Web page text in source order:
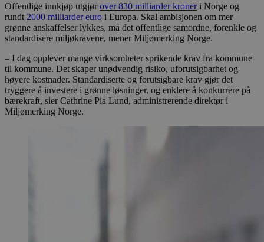
Offentlige innkjøp utgjørover 830 milliarder kroneri Norge og
rundt 2000 milliarder euro i Europa. Skal ambisjonen om mer
grønne anskaffelser lykkes, må det offentlige samordne, forenkle og
standardisere miljøkravene, mener Miljømerking Norge.
– I dag opplever mange virksomheter sprikende krav fra kommune
til kommune. Det skaper unødvendig risiko, uforutsigbarhet og
høyere kostnader. Standardiserte og forutsigbare krav gjør det
tryggere å investere i grønne løsninger, og enklere å konkurrere på
bærekraft, sier Cathrine Pia Lund, administrerende direktør i
Miljømerking Norge.